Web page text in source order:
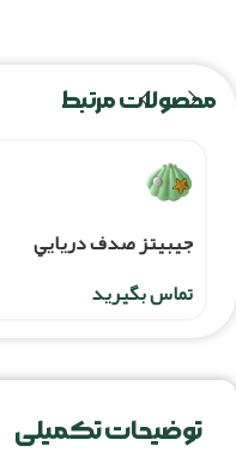
محصولات مرتبط
جيبيتز صدف دريايي
تماس بگیرید
توضیحات تکمیلی